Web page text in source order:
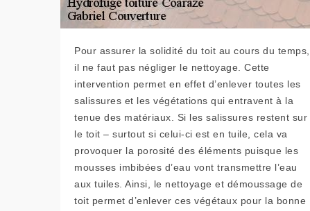
Pour assurer la solidité du toit au cours du temps,
il ne faut pas négliger le nettoyage. Cette
intervention permet en effet d’enlever toutes les
salissures et les végétations qui entravent à la
tenue des matériaux. Si les salissures restent sur
le toit – surtout si celui-ci est en tuile, cela va
provoquer la porosité des éléments puisque les
mousses imbibées d’eau vont transmettre l’eau
aux tuiles. Ainsi, le nettoyage et démoussage de
toit permet d’enlever ces végétaux pour la bonne